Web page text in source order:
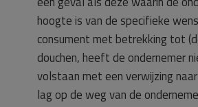
hoogte is van de specifieke
consument met betrekking tot
douchen, heeft de ondernemer
volstaan met een verwijzing
lag op de weg van de